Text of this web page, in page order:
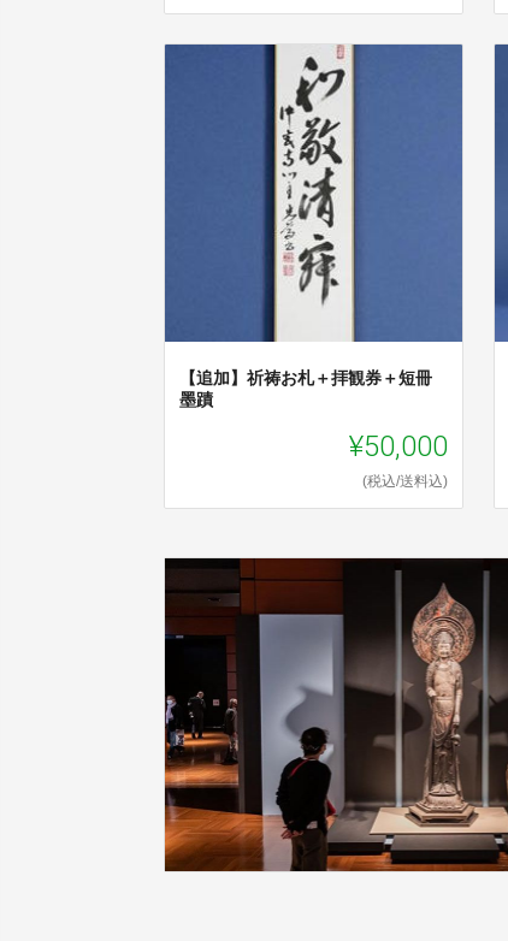
【追加】祈祷お札＋拝観券＋短冊
墨蹟
¥50,000
(税込/送料込)